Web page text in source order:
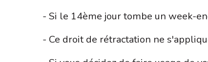
- Si le 14ème jour tombe un week-
- Ce droit de rétractation ne